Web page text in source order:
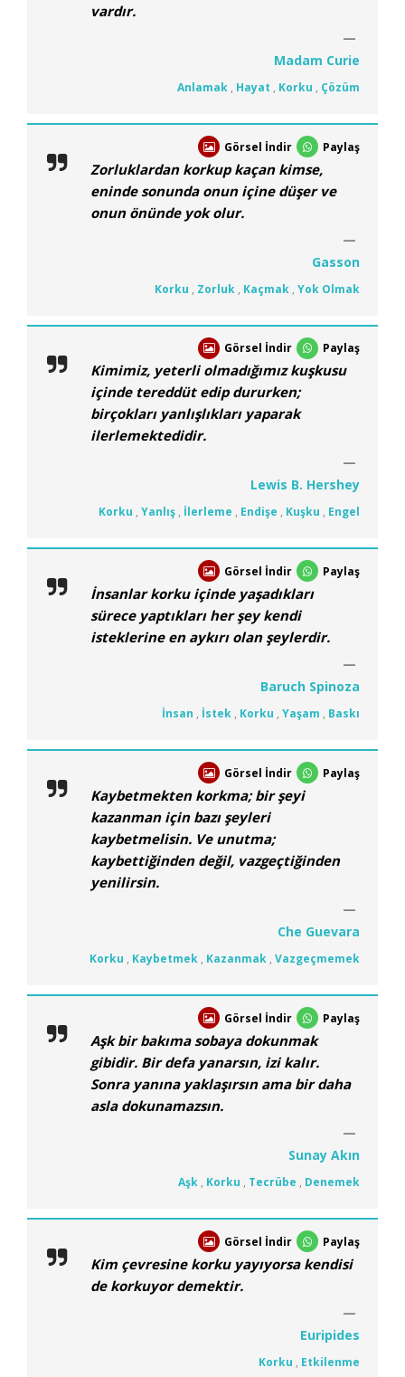
vardır.
Madam Curie
Anlamak , Hayat , Korku , Çözüm
Görsel İndir Paylaş
Zorluklardan korkup kaçan kimse,
eninde sonunda onun içine düşer ve
onun önünde yok olur.
Gasson
Korku , Zorluk , Kaçmak , Yok Olmak
Görsel İndir Paylaş
Kimimiz, yeterli olmadığımız kuşkusu
içinde tereddüt edip dururken;
birçokları yanlışlıkları yaparak
ilerlemektedidir.
Lewis B. Hershey
Korku , Yanlış , İlerleme , Endişe , Kuşku , Engel
Görsel İndir Paylaş
İnsanlar korku içinde yaşadıkları
sürece yaptıkları her şey kendi
isteklerine en aykırı olan şeylerdir.
Baruch Spinoza
İnsan , İstek , Korku , Yaşam , Baskı
Görsel İndir Paylaş
Kaybetmekten korkma; bir şeyi
kazanman için bazı şeyleri
kaybetmelisin. Ve unutma;
kaybettiğinden değil, vazgeçtiğinden
yenilirsin.
Che Guevara
Korku , Kaybetmek , Kazanmak , Vazgeçmemek
Görsel İndir Paylaş
Aşk bir bakıma sobaya dokunmak
gibidir. Bir defa yanarsın, izi kalır.
Sonra yanına yaklaşırsın ama bir daha
asla dokunamazsın.
Sunay Akın
Aşk , Korku , Tecrübe , Denemek
Görsel İndir Paylaş
Kim çevresine korku yayıyorsa kendisi
de korkuyor demektir.
Euripides
Korku , Etkilenme